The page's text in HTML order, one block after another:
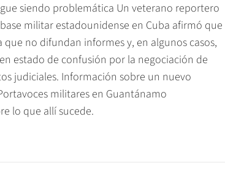
siendo problemática Un veterano reportero
militar estadounidense en Cuba afirmó que
no difundan informes y, en algunos casos,
estado de confusión por la negociación de
judiciales. Información sobre un nuevo
militares en Guantánamo
lo que allí sucede.